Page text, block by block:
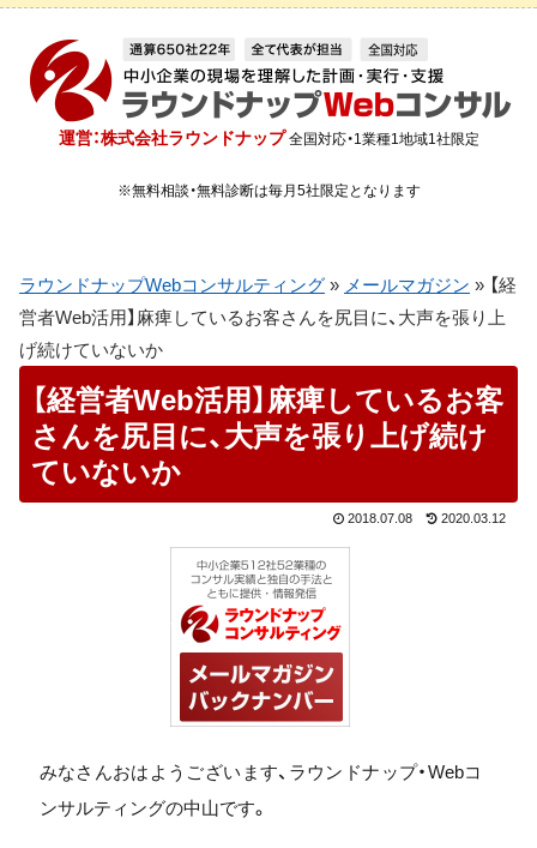
運営：株式会社ラウンドナップ 全国対応・1業種1地域1社限定
※無料相談・無料診断は毎月5社限定となります
ラウンドナップWebコンサルティング » メールマガジン » 【経
営者Web活用】麻痺しているお客さんを尻目に、大声を張り上
げ続けていないか
【経営者Web活用】麻痺しているお客
さんを尻目に、大声を張り上げ続け
ていないか
2018.07.08 2020.03.12
みなさんおはようございます、ラウンドナップ・Webコ
ンサルティングの中山です。